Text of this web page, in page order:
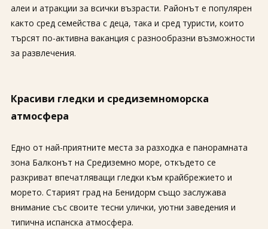
алеи и атракции за всички възрасти. Районът е популярен
както сред семейства с деца, така и сред туристи, които
търсят по-активна ваканция с разнообразни възможности
за развлечения.
Красиви гледки и средиземноморска
атмосфера
Едно от най-приятните места за разходка е панорамната
зона Балконът на Средиземно море, откъдето се
разкриват впечатляващи гледки към крайбрежието и
морето. Старият град на Бенидорм също заслужава
внимание със своите тесни улички, уютни заведения и
типична испанска атмосфера.